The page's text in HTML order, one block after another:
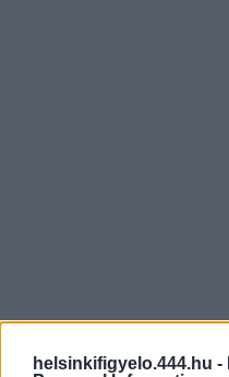
helsinkifigyelo.444.hu -